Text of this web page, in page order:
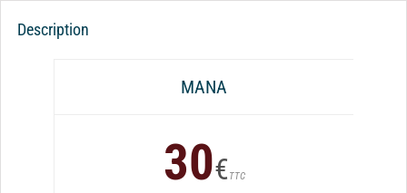
Description
MANA
30€ TTC